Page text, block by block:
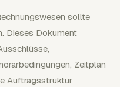
sollte
Dieses Dokument
Zeitplan
Auftragsstruktur